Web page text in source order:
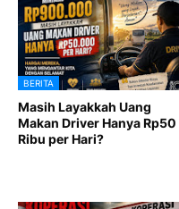
BERITA
Masih Layakkah Uang
Makan Driver Hanya Rp50
Ribu per Hari?